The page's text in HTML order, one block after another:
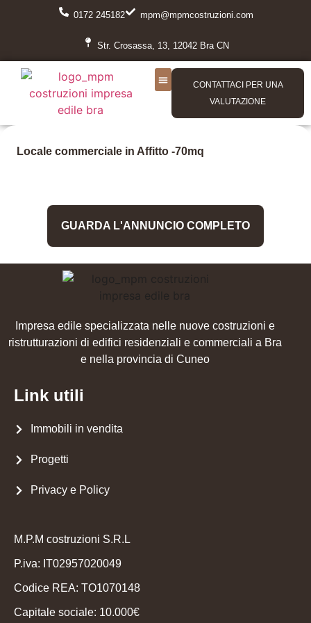
0172 245182 mpm@mpmcostruzioni.com
Str. Crosassa, 13, 12042 Bra CN
CONTATTACI PER UNA
VALUTAZIONE
Locale commerciale in Affitto -70mq
GUARDA L'ANNUNCIO COMPLETO
Impresa edile specializzata nelle nuove costruzioni e
ristrutturazioni di edifici residenziali e commerciali a Bra
e nella provincia di Cuneo
Link utili
Immobili in vendita
Progetti
Privacy e Policy
M.P.M costruzioni S.R.L
P.iva: IT02957020049
Codice REA: TO1070148
Capitale sociale: 10.000€